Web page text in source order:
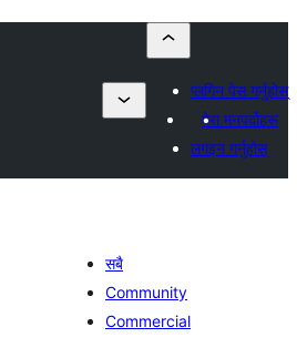
प्लगिन पेस गर्नुहोस्
मेरा मनपर्दोहरू
लगइन गर्नुहोस्
सबै
Community
Commercial